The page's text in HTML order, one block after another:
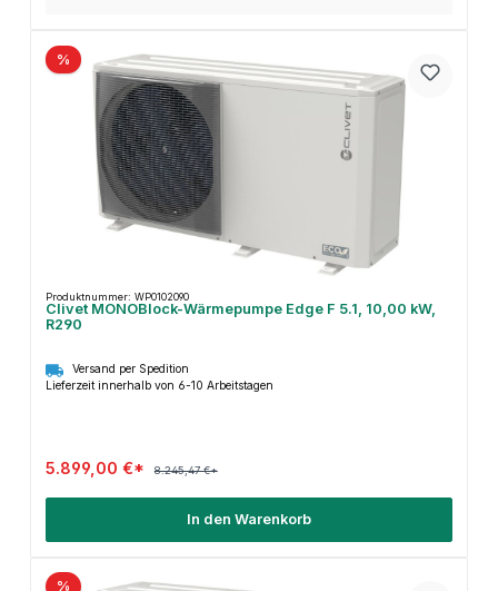
%
Produktnummer: WP0102090
Clivet MONOBlock-Wärmepumpe Edge F 5.1, 10,00 kW,
R290
Versand per Spedition
Lieferzeit innerhalb von 6-10 Arbeitstagen
5.899,00 €* 8.245,47 €*
In den Warenkorb
%